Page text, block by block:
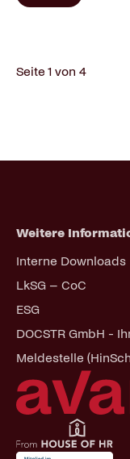
Seite 1 von 4
Weitere
Navigation
Interne Downloads
LkSG – CoC
ESG
DOCSTR GmbH -
Meldestelle